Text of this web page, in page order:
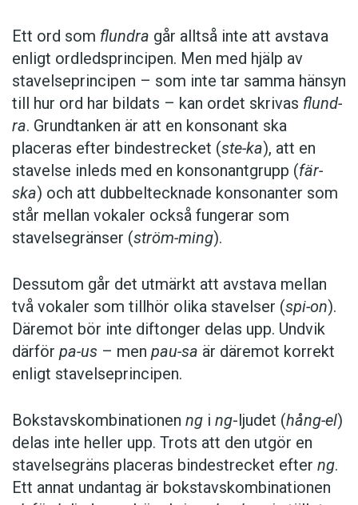
Ett ord som flundra går alltså inte att avstava
enligt ordledsprincipen. Men med hjälp av
stavelseprincipen – som inte tar samma hänsyn
till hur ord har bildats – kan ordet skrivas flund-
ra. Grundtanken är att en konsonant ska
placeras efter bindestrecket (ste-ka), att en
stavelse inleds med en konsonantgrupp (fär-
ska) och att dubbeltecknade konsonanter som
står mellan vokaler också fungerar som
stavelsegränser (ström-ming).
Dessutom går det utmärkt att avstava mellan
två vokaler som tillhör olika stavelser (spi-on).
Däremot bör inte diftonger delas upp. Undvik
därför pa-us – men pau-sa är däremot korrekt
enligt stavelseprincipen.
Bokstavskombinationen ng i ng-ljudet (hång-el)
delas inte heller upp. Trots att den utgör en
stavelsegräns placeras bindestrecket efter ng.
Ett annat undantag är bokstavskombinationen